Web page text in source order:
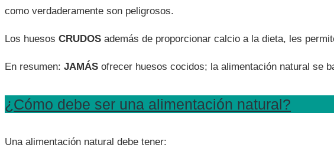
como verdaderamente son peligrosos.
Los huesos CRUDOS además de proporcionar calcio a la dieta, les
En resumen: JAMÁS ofrecer huesos cocidos; la alimentación natural se
¿Cómo debe ser una alimentación natural?
Una alimentación natural debe tener: